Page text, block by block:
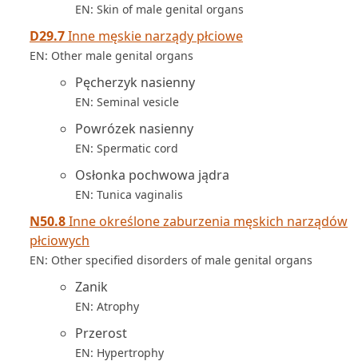
EN: Skin of male genital organs
D29.7Inne męskie narządy płciowe
EN: Other male genital organs
Pęcherzyk nasienny
EN: Seminal vesicle
Powrózek nasienny
EN: Spermatic cord
Osłonka pochwowa jądra
EN: Tunica vaginalis
N50.8Inne określone zaburzenia męskich narządów
płciowych
EN: Other specified disorders of male genital organs
Zanik
EN: Atrophy
Przerost
EN: Hypertrophy